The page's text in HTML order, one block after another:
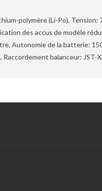
polymère (Li-Po), Tension:
des accus de modèle
Autonomie de la batterie:
Raccordement balanceur: JST-